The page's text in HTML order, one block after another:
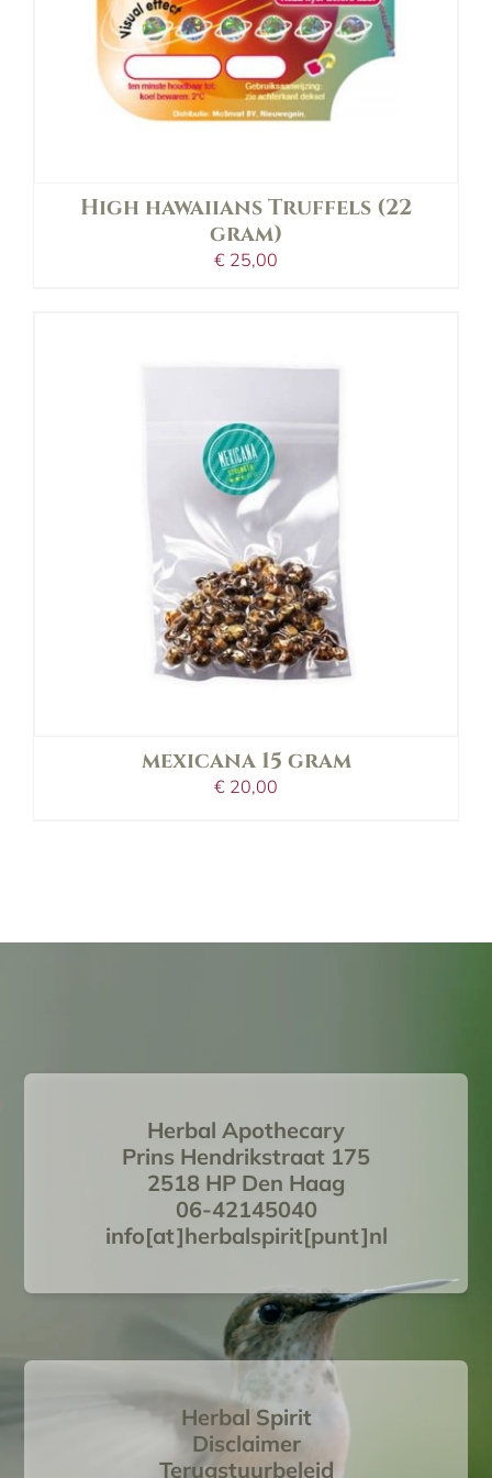
High hawaiians Truffels (22
gram)
€ 25,00
in shopping bag
details
mexicana 15 gram
€ 20,00
Herbal Apothecary
Prins Hendrikstraat 175
2518 HP Den Haag
06-42145040
info[at]herbalspirit[punt]nl
Herbal Spirit
Disclaimer
Terugstuurbeleid